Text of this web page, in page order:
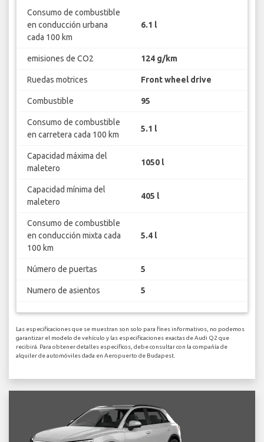
Consumo de combustible
en conducción urbana
cada 100 km
6.1 l
emisiones de CO2 124 g/km
Ruedas motrices Front wheel drive
Combustible 95
Consumo de combustible
en carretera cada 100 km
5.1 l
Capacidad máxima del
maletero
1050 l
Capacidad mínima del
maletero
405 l
Consumo de combustible
en conducción mixta cada
100 km
5.4 l
Número de puertas 5
Numero de asientos 5
Las especificaciones que se muestran son solo para fines informativos, no podemos
garantizar el modelo de vehículo y las especificaciones exactas de Audi Q2 que
recibirá. Para obtener detalles específicos, debe consultar con la compañía de
alquiler de automóviles dada en Aeropuerto de Budapest.